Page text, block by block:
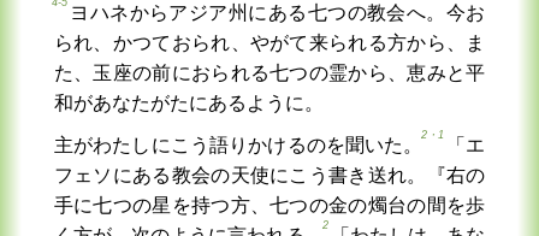
ヨハネからアジア州にある七つの教会へ。今お
られ、かつておられ、やがて来られる方から、ま
た、玉座の前におられる七つの霊から、恵みと平
和があなたがたにあるように。
主がわたしにこう語りかけるのを聞いた。
2・1
「エ
フェソにある教会の天使にこう書き送れ。『右の
手に七つの星を持つ方、七つの金の燭台の間を歩
2